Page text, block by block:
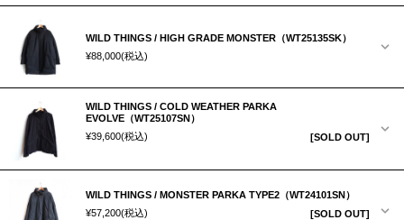
WILD THINGS / HIGH GRADE MONSTER（WT25135SK）
¥88,000(税込)
WILD THINGS / COLD WEATHER PARKA
EVOLVE（WT25107SN）
¥39,600(税込) [SOLD OUT]
WILD THINGS / MONSTER PARKA TYPE2（WT24101SN）
¥57,200(税込) [SOLD OUT]